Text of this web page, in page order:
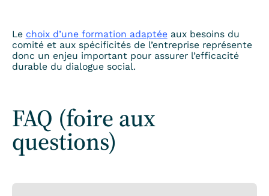
Le choix d’une formation adaptéeaux besoins du
comité et aux spécificités de l’entreprise représente
donc un enjeu important pour assurer l’efficacité
durable du dialogue social.
FAQ (foire aux
questions)